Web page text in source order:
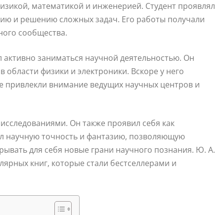
математикой и инженерией. Студент проявлял
и решению сложных задач. Его работы получали
сообщества.
заниматься научной деятельностью. Он
физики и электроники. Вскоре у него
привлекли внимание ведущих научных центров и
Он также проявил себя как
научную точность и фантазию, позволяющую
для себя новые грани научного познания. Ю. А.
книг, которые стали бестселлерами и